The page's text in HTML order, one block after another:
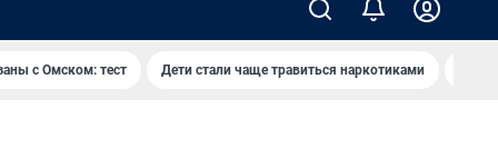
с Омском: тест Дети стали чаще травиться наркотиками